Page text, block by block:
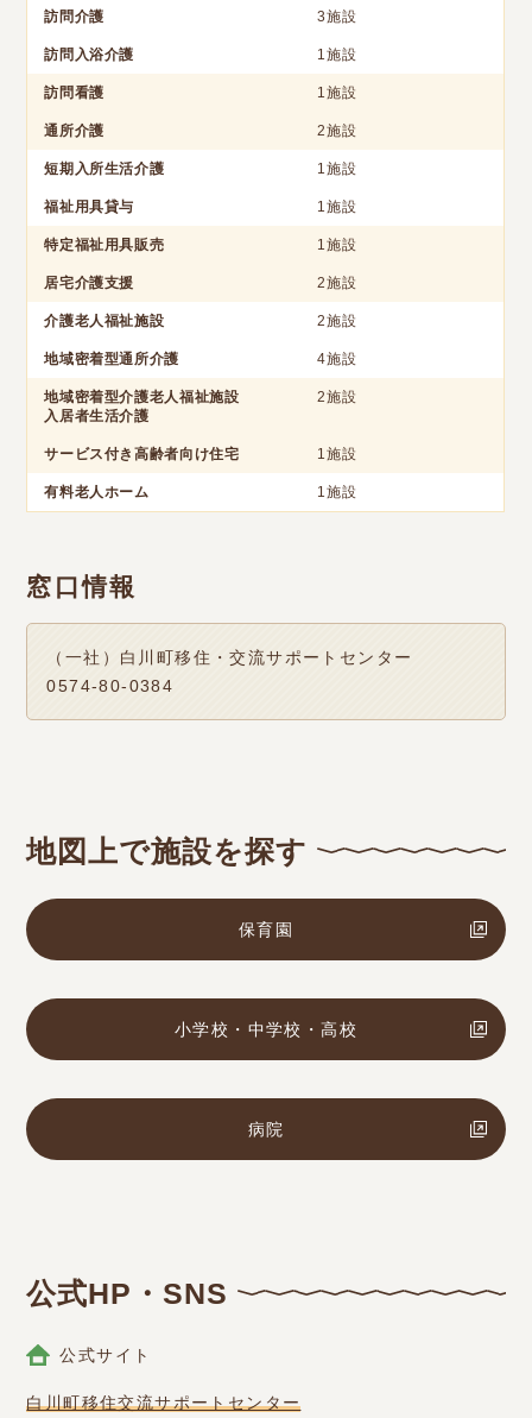
訪問介護 3施設
訪問入浴介護 1施設
訪問看護 1施設
通所介護 2施設
短期入所生活介護 1施設
福祉用具貸与 1施設
特定福祉用具販売 1施設
居宅介護支援 2施設
介護老人福祉施設 2施設
地域密着型通所介護 4施設
地域密着型介護老人福祉施設
入居者生活介護
2施設
サービス付き高齢者向け住宅 1施設
有料老人ホーム 1施設
窓口情報
（一社）白川町移住・交流サポートセンター
0574-80-0384
地図上で施設を探す
保育園
小学校・中学校・高校
病院
公式HP・SNS
公式サイト
白川町移住交流サポートセンター